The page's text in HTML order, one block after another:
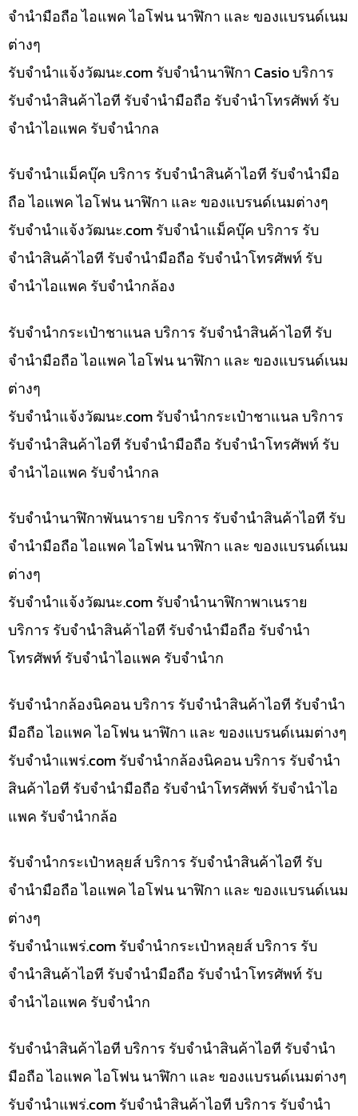
จำนำมือถือ ไอแพค ไอโฟน นาฬิกา และ ของแบรนด์เนม
ต่างๆ
รับจํานําแจ้งวัฒนะ.com รับจำนำนาฬิกา Casio บริการ
รับจำนำสินค้าไอที รับจำนำมือถือ รับจำนำโทรศัพท์ รับ
จำนำไอแพค รับจำนำกล
รับจำนำแม็คบุ๊ค บริการ รับจำนำสินค้าไอที รับจำนำมือ
ถือ ไอแพค ไอโฟน นาฬิกา และ ของแบรนด์เนมต่างๆ
รับจํานําแจ้งวัฒนะ.com รับจำนำแม็คบุ๊ค บริการ รับ
จำนำสินค้าไอที รับจำนำมือถือ รับจำนำโทรศัพท์ รับ
จำนำไอแพค รับจำนำกล้อง
รับจำนำกระเป๋าชาแนล บริการ รับจำนำสินค้าไอที รับ
จำนำมือถือ ไอแพค ไอโฟน นาฬิกา และ ของแบรนด์เนม
ต่างๆ
รับจํานําแจ้งวัฒนะ.com รับจำนำกระเป๋าชาแนล บริการ
รับจำนำสินค้าไอที รับจำนำมือถือ รับจำนำโทรศัพท์ รับ
จำนำไอแพค รับจำนำกล
รับจำนำนาฬิกาพันนาราย บริการ รับจำนำสินค้าไอที รับ
จำนำมือถือ ไอแพค ไอโฟน นาฬิกา และ ของแบรนด์เนม
ต่างๆ
รับจํานําแจ้งวัฒนะ.com รับจำนำนาฬิกาพาเนราย
บริการ รับจำนำสินค้าไอที รับจำนำมือถือ รับจำนำ
โทรศัพท์ รับจำนำไอแพค รับจำนำก
รับจำนำกล้องนิคอน บริการ รับจำนำสินค้าไอที รับจำนำ
มือถือ ไอแพค ไอโฟน นาฬิกา และ ของแบรนด์เนมต่างๆ
รับจํานําแพร่.com รับจำนำกล้องนิคอน บริการ รับจำนำ
สินค้าไอที รับจำนำมือถือ รับจำนำโทรศัพท์ รับจำนำไอ
แพค รับจำนำกล้อ
รับจำนำกระเป๋าหลุยส์ บริการ รับจำนำสินค้าไอที รับ
จำนำมือถือ ไอแพค ไอโฟน นาฬิกา และ ของแบรนด์เนม
ต่างๆ
รับจํานําแพร่.com รับจำนำกระเป๋าหลุยส์ บริการ รับ
จำนำสินค้าไอที รับจำนำมือถือ รับจำนำโทรศัพท์ รับ
จำนำไอแพค รับจำนำก
รับจำนำสินค้าไอที บริการ รับจำนำสินค้าไอที รับจำนำ
มือถือ ไอแพค ไอโฟน นาฬิกา และ ของแบรนด์เนมต่างๆ
รับจํานําแพร่.com รับจำนำสินค้าไอที บริการ รับจำนำ